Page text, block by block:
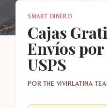
SMART DINERO
Cajas
Envíos
USPS
POR THE VIVIRLATINA